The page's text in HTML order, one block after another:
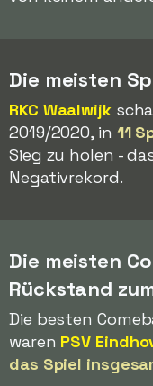
Die meisten
RKC Waalwijk
2019/2020, in 11
Sieg zu holen -
Negativrekord.
Die meisten
Rückstand
Die besten
waren PSV
das Spiel